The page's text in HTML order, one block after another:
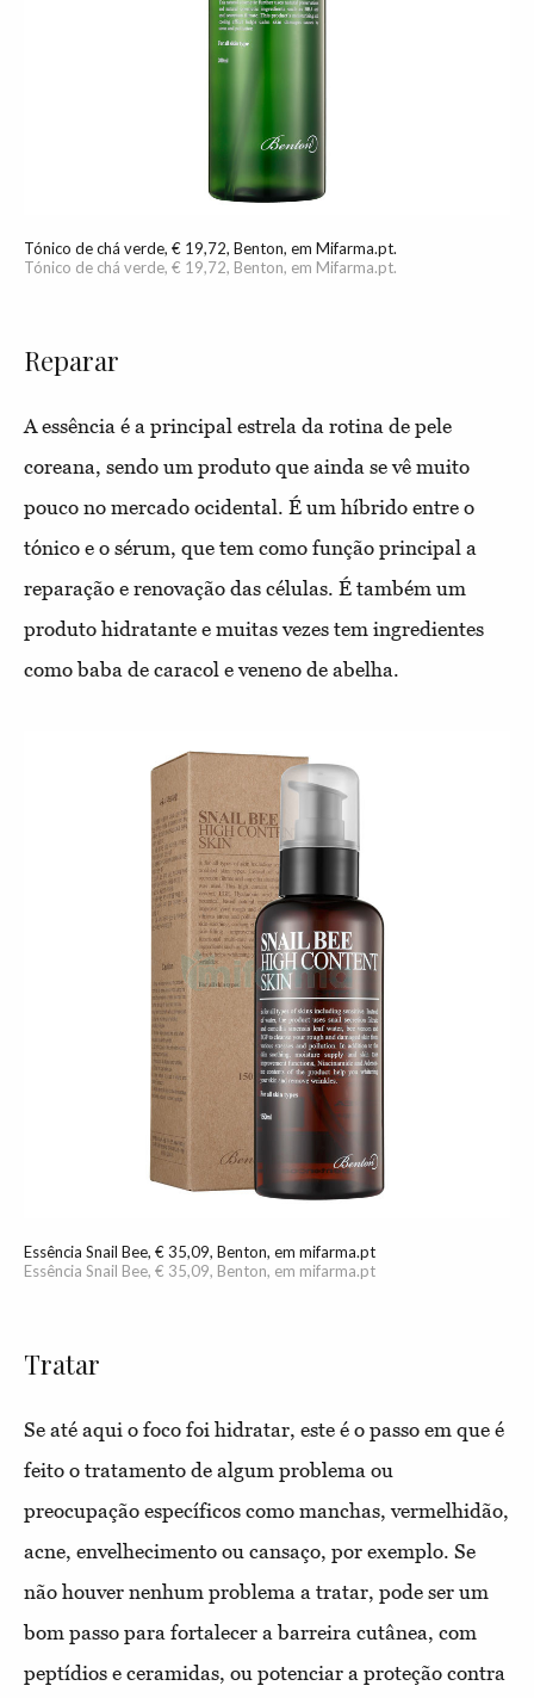
Tónico de chá verde, € 19,72, Benton, em Mifarma.pt.
Tónico de chá verde, € 19,72, Benton, em Mifarma.pt.
Reparar
A essência é a principal estrela da rotina de pele
coreana, sendo um produto que ainda se vê muito
pouco no mercado ocidental. É um híbrido entre o
tónico e o sérum, que tem como função principal a
reparação e renovação das células. É também um
produto hidratante e muitas vezes tem ingredientes
como baba de caracol e veneno de abelha.
Essência Snail Bee, € 35,09, Benton, em mifarma.pt
Essência Snail Bee, € 35,09, Benton, em mifarma.pt
Tratar
Se até aqui o foco foi hidratar, este é o passo em que é
feito o tratamento de algum problema ou
preocupação específicos como manchas, vermelhidão,
acne, envelhecimento ou cansaço, por exemplo. Se
não houver nenhum problema a tratar, pode ser um
bom passo para fortalecer a barreira cutânea, com
peptídios e ceramidas, ou potenciar a proteção contra